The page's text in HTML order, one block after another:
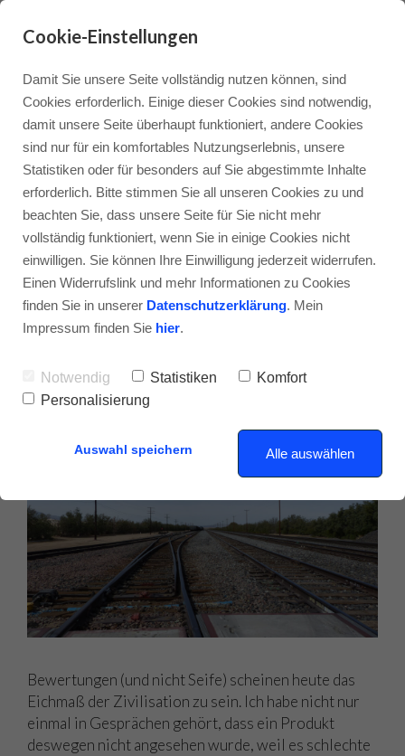
BEWERTUNGEN – DIE
BESTE NAVIGATION DER
DIGITALEN
GESELLSCHAFT ODER
WEG IN DEN
KONFORMISMUS?
Hanns Martin Lücke 12. Oktober 2020
Bewertungen (und nicht Seife) scheinen heute das
Eichmaß der Zivilisation zu sein. Ich habe nicht nur
einmal in Gesprächen gehört, dass ein Produkt
deswegen nicht angesehen wurde, weil es schlechte
Cookie-Einstellungen
Damit Sie unsere Seite vollständig nutzen können, sind
Cookies erforderlich. Einige dieser Cookies sind notwendig,
damit unsere Seite überhaupt funktioniert, andere Cookies
sind nur für ein komfortables Nutzungserlebnis, unsere
Statistiken oder für besonders auf Sie abgestimmte Inhalte
erforderlich. Bitte stimmen Sie all unseren Cookies zu und
beachten Sie, dass unsere Seite für Sie nicht mehr
vollständig funktioniert, wenn Sie in einige Cookies nicht
einwilligen. Sie können Ihre Einwilligung jederzeit widerrufen.
Einen Widerrufslink und mehr Informationen zu Cookies
finden Sie in unserer Datenschutzerklärung. Mein
Impressum finden Sie hier.
Notwendig Statistiken
Komfort
Personalisierung
Auswahl speichern Alle auswählen